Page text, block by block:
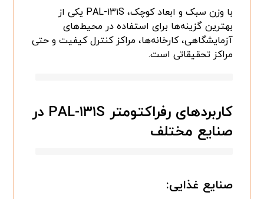
با وزن سبک و ابعاد کوچک، PAL-۱۳۱S یکی از
بهترین گزینه‌ها برای استفاده در محیط‌های
آزمایشگاهی، کارخانه‌ها، مراکز کنترل کیفیت و حتی
مراکز تحقیقاتی است.
کاربردهای رفراکتومتر PAL-۱۳۱S در
صنایع مختلف
صنایع غذایی: